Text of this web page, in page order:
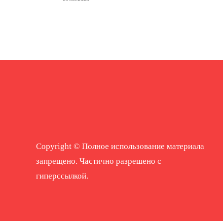
Copyright © Полное использование материала
запрещено. Частично разрешено с
гиперссылкой.